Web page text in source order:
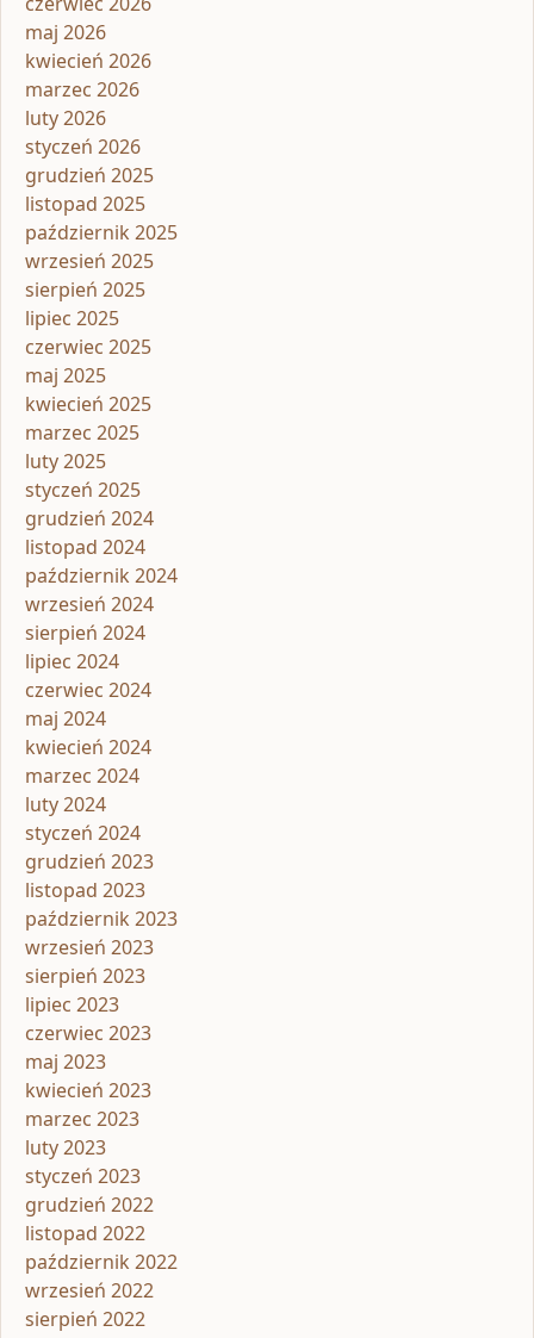
maj 2026
kwiecień 2026
marzec 2026
luty 2026
styczeń 2026
grudzień 2025
listopad 2025
październik 2025
wrzesień 2025
sierpień 2025
lipiec 2025
czerwiec 2025
maj 2025
kwiecień 2025
marzec 2025
luty 2025
styczeń 2025
grudzień 2024
listopad 2024
październik 2024
wrzesień 2024
sierpień 2024
lipiec 2024
czerwiec 2024
maj 2024
kwiecień 2024
marzec 2024
luty 2024
styczeń 2024
grudzień 2023
listopad 2023
październik 2023
wrzesień 2023
sierpień 2023
lipiec 2023
czerwiec 2023
maj 2023
kwiecień 2023
marzec 2023
luty 2023
styczeń 2023
grudzień 2022
listopad 2022
październik 2022
wrzesień 2022
sierpień 2022